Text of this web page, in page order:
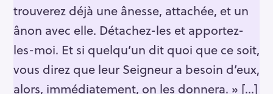
trouverez déjà une ânesse, attachée, et un
ânon avec elle. Détachez-les et apportez-
les-moi. Et si quelqu’un dit quoi que ce soit,
vous direz que leur Seigneur a besoin d’eux,
alors, immédiatement, on les donnera. » […]